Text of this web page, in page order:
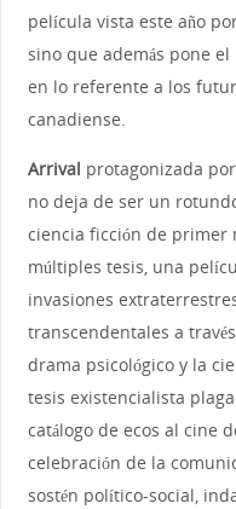
película vista este año
sino que además pone
en lo referente a los
canadiense.
Arrival protagonizada
no deja de ser un
ciencia ficción de primer
múltiples tesis, una
invasiones
transcendentales a
drama psicológico y la
tesis existencialista
catálogo de ecos al cine
celebración de la
sostén político-social,